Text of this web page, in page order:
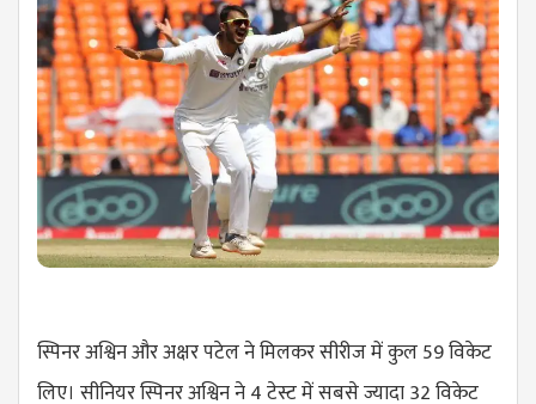
स्पिनर अश्विन और अक्षर पटेल ने मिलकर सीरीज में कुल 59 विकेट
लिए। सीनियर स्पिनर अश्विन ने 4 टेस्ट में सबसे ज्यादा 32 विकेट